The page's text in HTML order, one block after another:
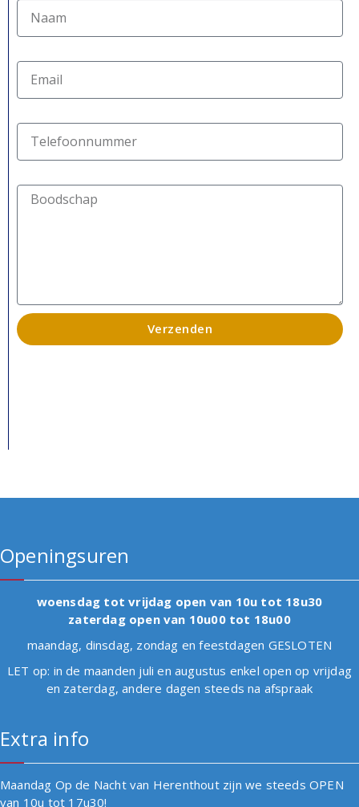
Verzenden
Openingsuren
woensdag tot vrijdag open van 10u tot 18u30
zaterdag open van 10u00 tot 18u00
maandag, dinsdag, zondag en feestdagen GESLOTEN
LET op: in de maanden juli en augustus enkel open op vrijdag
en zaterdag, andere dagen steeds na afspraak
Extra info
Maandag Op de Nacht van Herenthout zijn we steeds OPEN
van 10u tot 17u30!